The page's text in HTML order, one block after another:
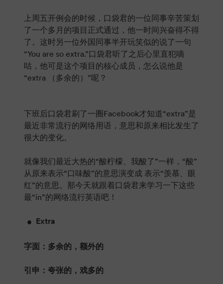
上周五开例会的时候，口袋君的一位同事辛苦策划
了一个多月的项目正式通过，他一时间兴奋得不得
了。这时另一位外国同事半开玩笑似的说了一句
“You are so extra.”口袋君听了之后心里直犯嘀
咕，他可是这个项目的核心成员，怎么说他是
“extra （多余的）”呢？
下班后口袋君刷了一圈Facebook才知道“extra”是
最近非常流行的网络用语，意思和原来相比发生了
很大的变化。
就像我们最近大热的“酸柠檬、我酸了”一样，“酸”
从原来表示“口味酸”的意思演变成 表示“羡慕、眼
红”的意思。那今天就跟着口袋君来学习一下这些
最“in”的网络流行英语吧！
Extra
字面：多余的，额外的
引申：夸张的，戏多的